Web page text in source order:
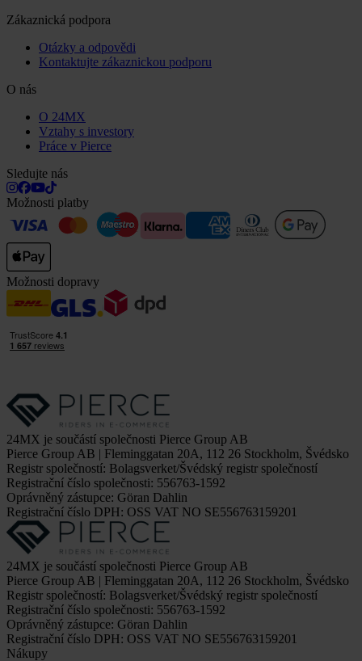
Zákaznická podpora
Otázky a odpovědi
Kontaktujte zákaznickou podporu
O nás
O 24MX
Vztahy s investory
Práce v Pierce
Sledujte nás
Možnosti platby
Možnosti dopravy
24MX je součástí společnosti Pierce Group AB
Pierce Group AB | Fleminggatan 20A, 112 26 Stockholm, Švédsko
Registr společností: Bolagsverket/Švédský registr společností
Registrační číslo společnosti: 556763-1592
Oprávněný zástupce: Göran Dahlin
Registrační číslo DPH: OSS VAT NO SE556763159201
24MX je součástí společnosti Pierce Group AB
Pierce Group AB | Fleminggatan 20A, 112 26 Stockholm, Švédsko
Registr společností: Bolagsverket/Švédský registr společností
Registrační číslo společnosti: 556763-1592
Oprávněný zástupce: Göran Dahlin
Registrační číslo DPH: OSS VAT NO SE556763159201
Nákupy